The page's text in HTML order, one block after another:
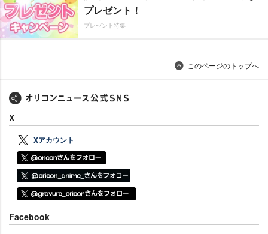
プレゼント！
プレゼント特集
このページのトップへ
X
Xアカウント
Facebook